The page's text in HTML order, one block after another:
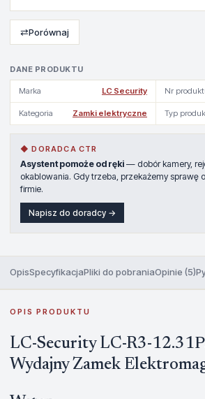
DANE PRODUKTU
Marka LC Security Nr
Kategoria Zamki elektryczne Typ
◆ DORADCA CTR
Asystent pomoże od ręki — dobór kamery,
okablowania. Gdy trzeba, przekażemy sprawę
firmie.
Napisz do doradcy →
⇄Porównaj
OpisSpecyfikacjaPliki do pobraniaOpinie (5)
OPIS PRODUKTU
LC-Security LC-R3-
Wydajny Zamek